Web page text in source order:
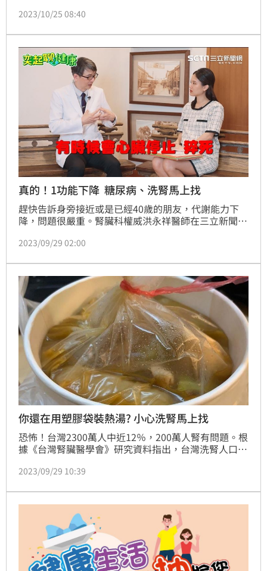
腰圍超標，高血糖以及三酸甘油脂偏高的問題，遭診斷
2023/10/25 08:40
真的！1功能下降 糖尿病、洗腎馬上找
趕快告訴身旁接近或是已經40歲的朋友，代謝能力下
降，問題很嚴重。腎臟科權威洪永祥醫師在三立新聞網
康的人有6倍糖尿病風險、4倍高血壓風險、3倍高血脂
機。大推5大超級食物，遠離洗腎、讓代謝更好。
2023/09/29 02:00
你還在用塑膠袋裝熱湯? 小心洗腎馬上找
恐怖！台灣2300萬人中近12％，200萬人腎有問題。根
據《台灣腎臟醫學會》研究資料指出，台灣洗腎人口大
腎臟病，但卻只有3.5%的病患知道。腎臟科權威洪永
腎行為，並且警告要注意慢性腎衰的5個症狀，小心在
「不知不覺中、沒有感覺中」，代謝能力變差，害你腎
變「釋迦」，還走上洗腎這條不歸路。
2023/09/29 10:39